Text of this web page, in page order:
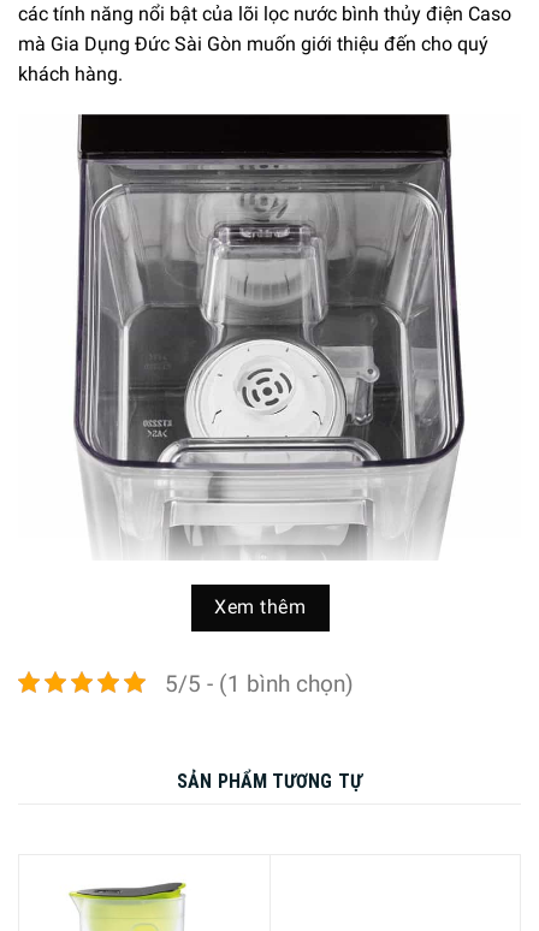
các tính năng nổi bật của lõi lọc nước bình thủy điện Caso
mà Gia Dụng Đức Sài Gòn muốn giới thiệu đến cho quý
khách hàng.
lọc hạt thô, lọc hạt mịn, lọc carbon, trao đổi ion, lọc lưới
các khoáng chất và nguyên tố vi lượng quan trọng.
Xem thêm
5/5 - (1 bình chọn)
SẢN PHẨM TƯƠNG TỰ